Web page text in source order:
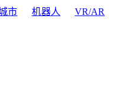
市 机器人 VR/AR